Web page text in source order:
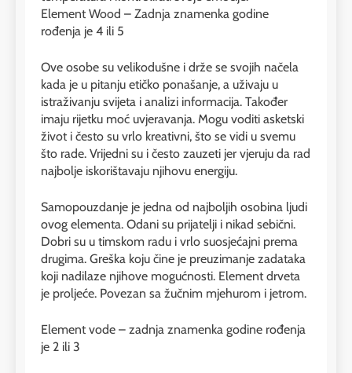
Element Wood – Zadnja znamenka godine
rođenja je 4 ili 5
Ove osobe su velikodušne i drže se svojih načela
kada je u pitanju etičko ponašanje, a uživaju u
istraživanju svijeta i analizi informacija. Također
imaju rijetku moć uvjeravanja. Mogu voditi asketski
život i često su vrlo kreativni, što se vidi u svemu
što rade. Vrijedni su i često zauzeti jer vjeruju da rad
najbolje iskorištavaju njihovu energiju.
Samopouzdanje je jedna od najboljih osobina ljudi
ovog elementa. Odani su prijatelji i nikad sebični.
Dobri su u timskom radu i vrlo suosjećajni prema
drugima. Greška koju čine je preuzimanje zadataka
koji nadilaze njihove mogućnosti. Element drveta
je proljeće. Povezan sa žučnim mjehurom i jetrom.
Element vode – zadnja znamenka godine rođenja
je 2 ili 3